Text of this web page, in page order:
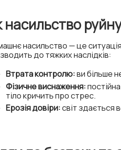
насильство
насильство — це
до тяжких наслідків:
Втрата контролю:ви більше
Фізичне виснаження:
тіло кричить про стрес.
Ерозія довіри:світ здається